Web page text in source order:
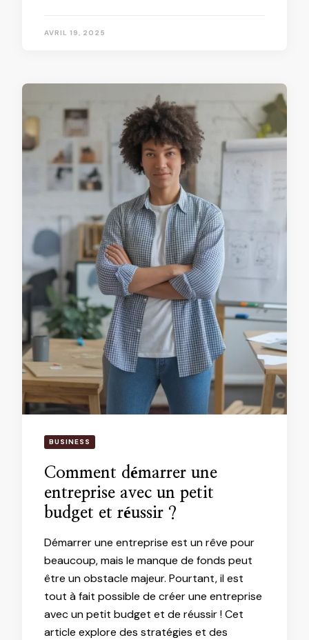
AVRIL 19, 2025
BUSINESS
Comment démarrer une
entreprise avec un petit
budget et réussir ?
Démarrer une entreprise est un rêve pour
beaucoup, mais le manque de fonds peut
être un obstacle majeur. Pourtant, il est
tout à fait possible de créer une entreprise
avec un petit budget et de réussir ! Cet
article explore des stratégies et des